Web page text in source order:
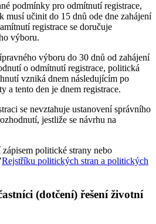
podmínky pro odmítnutí registrace,
musí učinit do 15 dnů ode dne zahájení
registrace se doručuje
výboru.
výboru do 30 dnů od zahájení
o odmítnutí registrace, politická
vzniká dnem následujícím po
a tento den je dnem registrace.
se nevztahuje ustanovení správního
jestliže se návrhu na
zápisem politické strany nebo
Rejstříku politických stran a politických
(dotčení) řešení životní